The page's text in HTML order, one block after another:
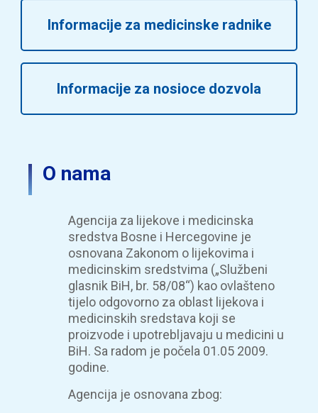
Informacije za medicinske radnike
Informacije za nosioce dozvola
O nama
Agencija za lijekove i medicinska
sredstva Bosne i Hercegovine je
osnovana Zakonom o lijekovima i
medicinskim sredstvima („Službeni
glasnik BiH, br. 58/08“) kao ovlašteno
tijelo odgovorno za oblast lijekova i
medicinskih sredstava koji se
proizvode i upotrebljavaju u medicini u
BiH. Sa radom je počela 01.05 2009.
godine.
Agencija je osnovana zbog: